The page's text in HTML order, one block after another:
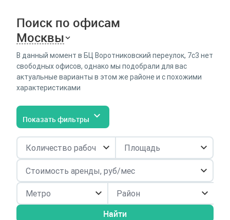
Поиск по офисам
Москвы
В данный момент в БЦ Воротниковский переулок, 7с3 нет
свободных офисов, однако мы подобрали для вас
актуальные варианты в этом же районе и с похожими
характеристиками
Показать фильтры
Район
Найти